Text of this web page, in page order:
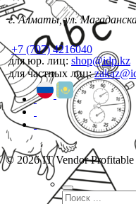
г. Алматы, ул.
+7 (707) 4216040
для юр. лиц: shop@idp.kz
для частных лиц:
© 2026 IT Vendor Profitable